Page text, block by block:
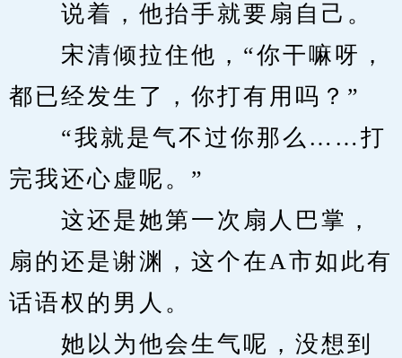
说着，他抬手就要扇自己。
宋清倾拉住他，“你干嘛呀，
都已经发生了，你打有用吗？”
“我就是气不过你那么……打
完我还心虚呢。”
这还是她第一次扇人巴掌，
扇的还是谢渊，这个在A市如此有
话语权的男人。
她以为他会生气呢，没想到